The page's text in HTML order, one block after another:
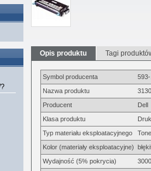
Opis produktu Tagi
Symbol producenta
Nazwa produktu
Producent
Dell
Klasa produktu
Typ materiału eksploatacyjnego
Kolor (materiały eksploatacyjne)
Wydajność (5% pokrycia)